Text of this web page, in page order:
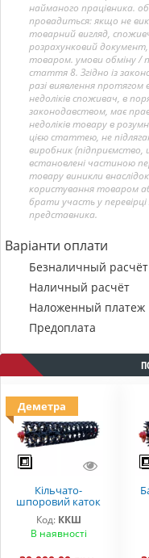
найманого працівника.
провадиться: якщо не
товарний вигляд,
розрахунковий
товаром. умови обміну /
стаття 8. Згідно із
разі виявлення
недоліків споживач, в
законодавством, має
недоліків товару в
цією статтею, не
виробник
встановлені частиною
товару виникли
користування товаром
брати участь у
представника.
Варіанти оплати
Безналичный расчёт
Наличный расчёт
Наложенный платеж
Предоплата
Деметра
Кільчато-
шпоровий каток
(барабан) ККШ-6
Код: ККШ
В наявності